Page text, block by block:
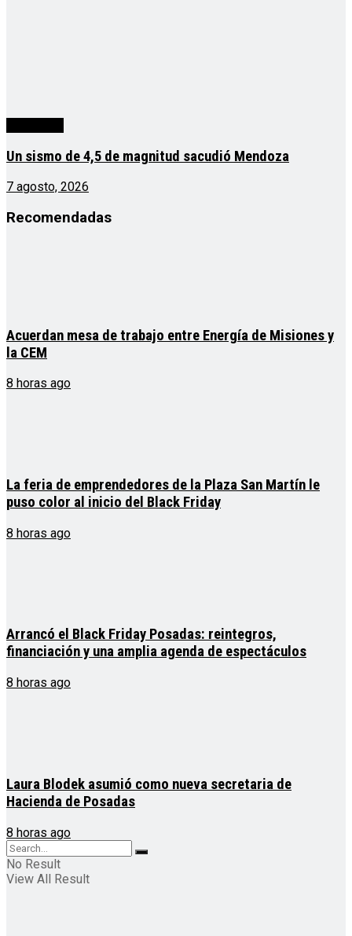
Un sismo de 4,5 de magnitud sacudió Mendoza
7 agosto, 2026
Recomendadas
Acuerdan mesa de trabajo entre Energía de Misiones y
la CEM
8 horas ago
La feria de emprendedores de la Plaza San Martín le
puso color al inicio del Black Friday
8 horas ago
Arrancó el Black Friday Posadas: reintegros,
financiación y una amplia agenda de espectáculos
8 horas ago
Laura Blodek asumió como nueva secretaria de
Hacienda de Posadas
8 horas ago
No Result
View All Result